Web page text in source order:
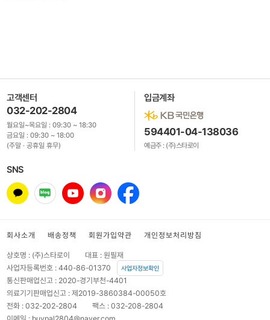
고객센터
032-202-2804
월요일~목요일 :09:30 ~ 18:30
금요일 :09:30 ~ 18:00
(주말 · 공휴일 휴무)
입금계좌
594401-04-138036
예금주 : (주)스타로이
SNS
회사소개 배송정책 회원가입약관 개인정보처리방침
상호명 : (주)스타로이
대표 : 원필재
사업자등록번호 : 440-86-01370
사업자정보확인
통신판매업신고 : 2020-경기부천-4401
의료기기판매업신고 : 제2019-3860384-00050호
전화 : 032-202-2804
팩스 : 032-208-2804